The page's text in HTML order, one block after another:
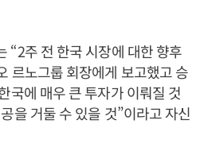
“2주 전 한국 시장에 대한 향후
르노그룹 회장에게 보고했고 승
국에 매우 큰 투자가 이뤄질 것
을 거둘 수 있을 것”이라고 자신